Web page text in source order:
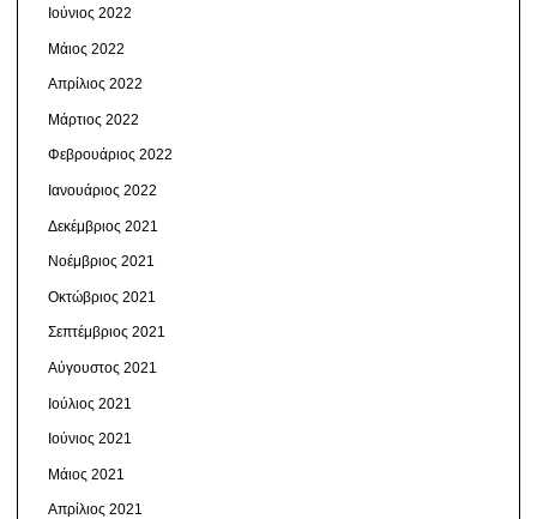
Ιούνιος 2022
Μάιος 2022
Απρίλιος 2022
Μάρτιος 2022
Φεβρουάριος 2022
Ιανουάριος 2022
Δεκέμβριος 2021
Νοέμβριος 2021
Οκτώβριος 2021
Σεπτέμβριος 2021
Αύγουστος 2021
Ιούλιος 2021
Ιούνιος 2021
Μάιος 2021
Απρίλιος 2021